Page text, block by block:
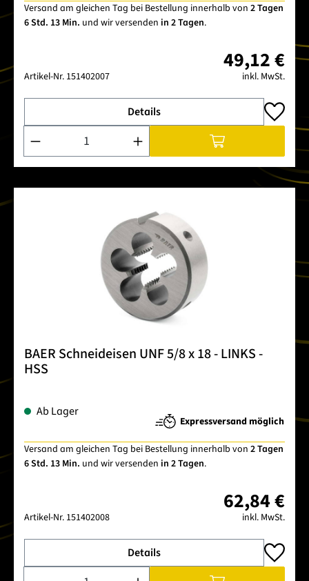
Versand am gleichen Tag bei Bestellung innerhalb von 2 Tagen
6 Std. 13 Min. und wir versenden in 2 Tagen.
Artikel-Nr. 151402007
49,12 €
inkl. MwSt.
Details
Produkt Anzahl: Gib den gewünschten Wert ein oder
BAER Schneideisen UNF 5/8 x 18 - LINKS -
HSS
Ab Lager
Expressversand möglich
Versand am gleichen Tag bei Bestellung innerhalb von 2 Tagen
6 Std. 13 Min. und wir versenden in 2 Tagen.
Artikel-Nr. 151402008
62,84 €
inkl. MwSt.
Details
Produkt Anzahl: Gib den gewünschten Wert ein oder